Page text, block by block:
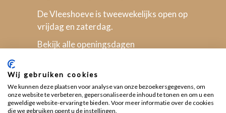
De Vleeshoeve is tweewekelijks open op
vrijdag en zaterdag.
Bekijk alle openingsdagen
Wij gebruiken cookies
We kunnen deze plaatsen voor analyse van onze bezoekersgegevens, om
onze website te verbeteren, gepersonaliseerde inhoud te tonen en om u een
geweldige website-ervaring te bieden. Voor meer informatie over de cookies
die we gebruiken opent u de instellingen.